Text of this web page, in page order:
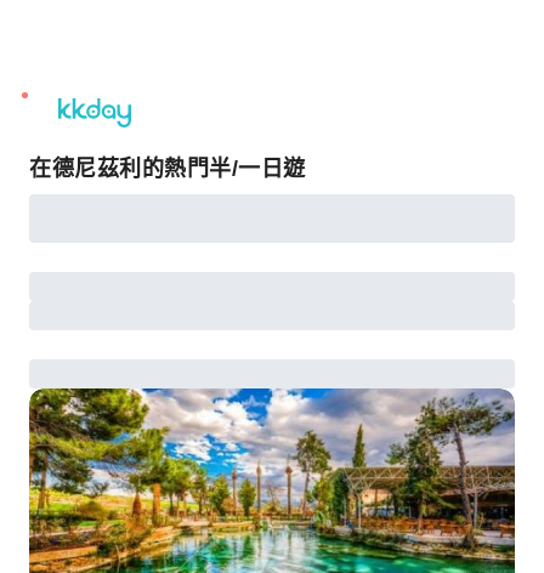
unread
notifications
在德尼茲利的熱門半/一日遊